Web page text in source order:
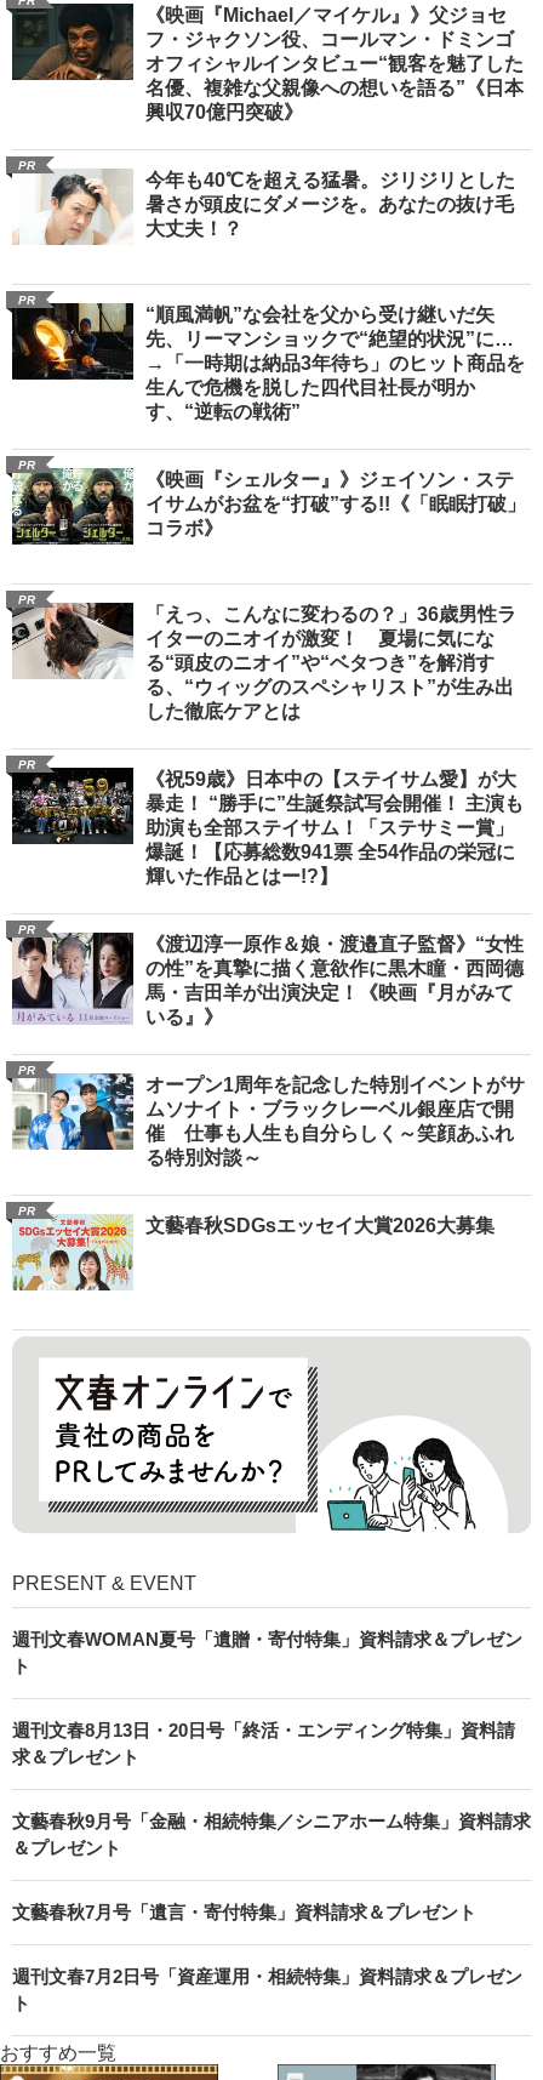
《映画『Michael／マイケル』》父ジョセ
フ・ジャクソン役、コールマン・ドミンゴ
オフィシャルインタビュー“観客を魅了した
名優、複雑な父親像への想いを語る”《日本
興収70億円突破》
PR
今年も40℃を超える猛暑。ジリジリとした
暑さが頭皮にダメージを。あなたの抜け毛
大丈夫！？
PR
“順風満帆”な会社を父から受け継いだ矢
先、リーマンショックで“絶望的状況”に…
→「一時期は納品3年待ち」のヒット商品を
生んで危機を脱した四代目社長が明か
す、“逆転の戦術”
PR
《映画『シェルター』》ジェイソン・ステ
イサムがお盆を“打破”する!!《「眠眠打破」
コラボ》
PR
「えっ、こんなに変わるの？」36歳男性ラ
イターのニオイが激変！ 夏場に気にな
る“頭皮のニオイ”や“ベタつき”を解消す
る、“ウィッグのスペシャリスト”が生み出
した徹底ケアとは
PR
《祝59歳》日本中の【ステイサム愛】が大
暴走！ “勝手に”生誕祭試写会開催！ 主演も
助演も全部ステイサム！「ステサミー賞」
爆誕！【応募総数941票 全54作品の栄冠に
輝いた作品とはー!?】
PR
《渡辺淳一原作＆娘・渡邉直子監督》“女性
の性”を真摯に描く意欲作に黒木瞳・西岡德
馬・吉田羊が出演決定！《映画『月がみて
いる』》
PR
オープン1周年を記念した特別イベントがサ
ムソナイト・ブラックレーベル銀座店で開
催 仕事も人生も自分らしく～笑顔あふれ
る特別対談～
PR
文藝春秋SDGsエッセイ大賞2026大募集
PRESENT & EVENT
週刊文春WOMAN夏号「遺贈・寄付特集」資料請求＆プレゼン
ト
週刊文春8月13日・20日号「終活・エンディング特集」資料請
求＆プレゼント
文藝春秋9月号「金融・相続特集／シニアホーム特集」資料請求
＆プレゼント
文藝春秋7月号「遺言・寄付特集」資料請求＆プレゼント
週刊文春7月2日号「資産運用・相続特集」資料請求＆プレゼン
ト
おすすめ一覧